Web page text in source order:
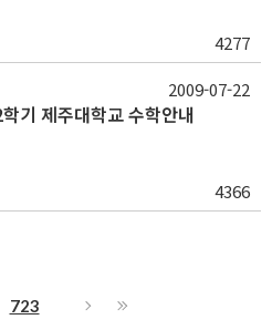
4277
기 제주대학교 수학안내
4366
2009-07-22
723